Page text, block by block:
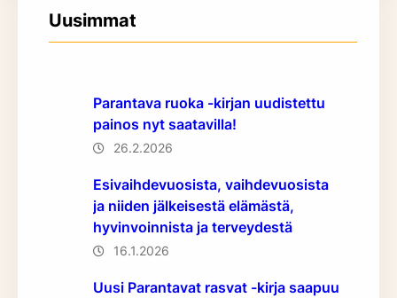
Uusimmat
Parantava ruoka -kirjan uudistettu
painos nyt saatavilla!
26.2.2026
Esivaihdevuosista, vaihdevuosista
ja niiden jälkeisestä elämästä,
hyvinvoinnista ja terveydestä
16.1.2026
Uusi Parantavat rasvat -kirja saapuu